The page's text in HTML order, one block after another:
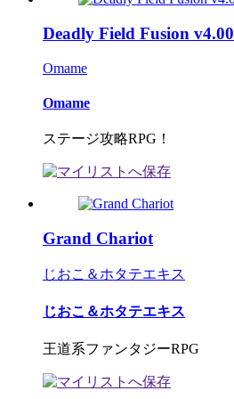
Deadly Field Fusion v4.00
Omame
Omame
ステージ攻略RPG！
Grand Chariot
じおこ＆ホタテエキス
じおこ＆ホタテエキス
王道系ファンタジーRPG